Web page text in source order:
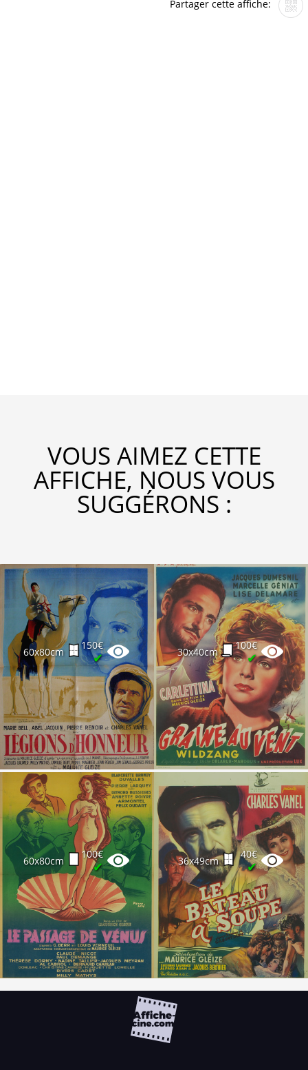
Partager cette affiche:
VOUS AIMEZ CETTE
AFFICHE, NOUS VOUS
SUGGÉRONS :
60x80cm
150€
✔ 30x40cm
100€
✔
60x80cm
100€
✔ 36x49cm
40€
✔